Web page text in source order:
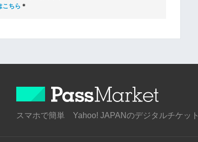
こちら ＊
スマホで簡単 Yahoo! JAPANのデジタルチケット